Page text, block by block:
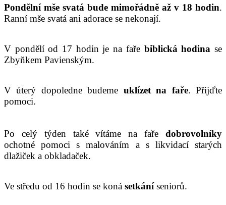
Pondělní mše svatá bude mimořádně až v 18 hodin.
Ranní mše svatá ani adorace se nekonají.
V pondělí od 17 hodin je na faře biblická hodina se
Zbyňkem Pavienským.
V úterý dopoledne budeme uklízet na faře. Přijďte
pomoci.
Po celý týden také vítáme na faře dobrovolníky
ochotné pomoci s malováním a s likvidací starých
dlažiček a obkladaček.
Ve středu od 16 hodin se koná setkáníseniorů.